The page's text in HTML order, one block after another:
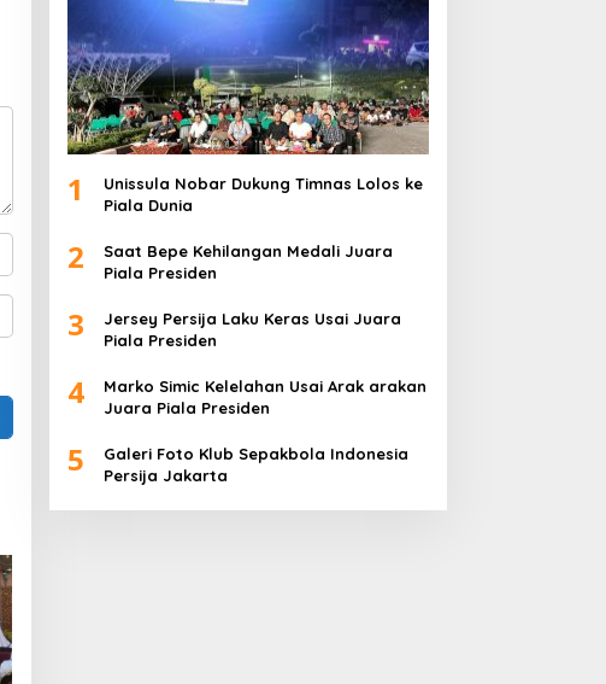
1
Unissula Nobar Dukung Timnas Lolos ke
Piala Dunia
2
Saat Bepe Kehilangan Medali Juara
Piala Presiden
3
Jersey Persija Laku Keras Usai Juara
Piala Presiden
4
Marko Simic Kelelahan Usai Arak arakan
Juara Piala Presiden
5
Galeri Foto Klub Sepakbola Indonesia
Persija Jakarta